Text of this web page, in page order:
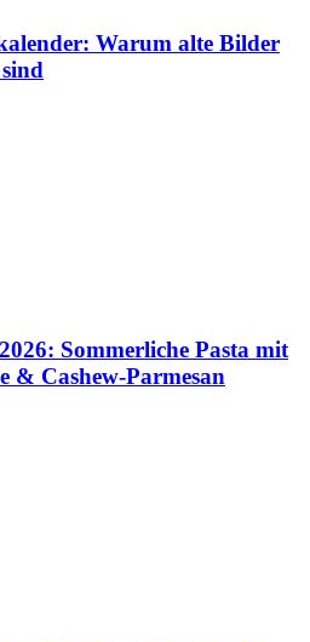
Warum alte Bilder
Sommerliche Pasta mit
& Cashew-Parmesan